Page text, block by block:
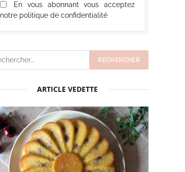
En vous abonnant vous acceptez
notre politique de confidentialité
ARTICLE VEDETTE